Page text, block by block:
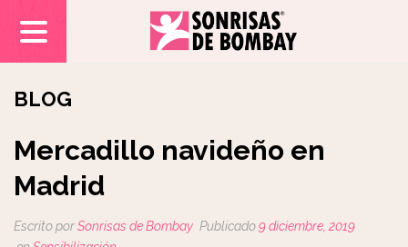
BLOG
Mercadillo navideño en
Madrid
Escrito porSonrisas de Bombay Publicado9 diciembre, 2019